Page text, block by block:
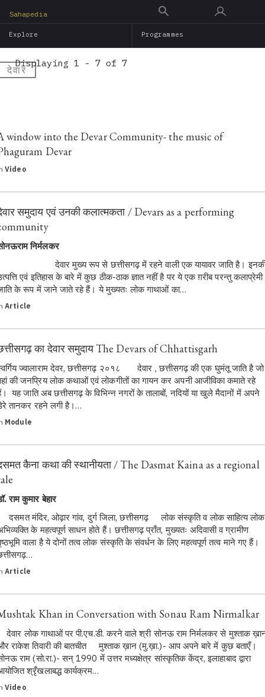
main
Sahapedia
Explore Programmes
देवार
Displaying 1 - 7 of 7
window into the Devar Community- the music of
Devar
Video
समुदाय एवं उनकी कलात्मकता / Devars as a performing
निर्मलकर
मुख्य रूप से छत्तीसगढ़ में रहने वाली एक यायावर जाति है।
एवं इतिहास के बारे में कुछ ठीक-ठाक ज्ञात नहीं है पर ये एक ग़रीब परन्तु कलाप्रेमी
के रूप में जाने जाते रहे हैं। ये मुख्यतः लोक गाथाओं का…
Article
का देवार समुदाय The Devars of Chhattisgarh
ज्वालाराम देवर, छत्तीसगढ़ २०१८ देवार , छत्तीसगढ़ की एक घुमंतू जाति है जो
की जनप्रिय लोक कथाओं एवं लोकगीतों का गायन कर अपनी आजीविका कमाते रहे
यह जाति अब छत्तीसगढ़ के विभिन्न नगरों के तालाबों, नदियों या खुले मैदानों में अपने
तानकर रहने लगी है।…
Module
कैना कथा की स्थानीयता / The Dasmat Kaina as a regional
राम कुमार बेहार
मंदिर, ओढ़ार गांव, दुर्ग जिला, छत्तीसगढ़ लोक संस्कृति व लोक साहित्य लोक
के महत्वपूर्ण साधन होते हैं। छत्तीसगढ़ प्राँत, मुख्यतः अदिवासी व ग्रामीण
वाला है ये दोनों तत्व लोक संस्कृति के संवर्धन के लिए महत्वपूर्ण तत्व माने गए हैं।
Article
Khan in Conversation with Sonau Ram Nirmalkar
लोक गाथाओं पर पी.एच.डी. करने वाले श्री सोनऊ राम निर्मलकर से मुश्ताक
राकेश तिवारी की बातचीत मुश्ताक ख़ान (मु.ख़ा.)- आप अपने बारे में कुछ बताएँ।
राम (सो.रा.)- सन् 1990 में उत्तर मध्यक्षेत्र सांस्कृतिक केंद्र, इलाहाबाद द्वारा
श्रृँखलाबद्ध कार्यक्रम…
Video